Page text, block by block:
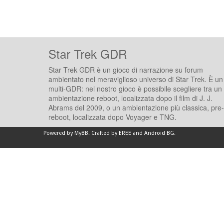
Star Trek GDR
Star Trek GDR è un gioco di narrazione su forum
ambientato nel meraviglioso universo di Star Trek. È un
multi-GDR: nel nostro gioco è possibile scegliere tra un
ambientazione reboot, localizzata dopo il film di J. J.
Abrams del 2009, o un ambientazione più classica, pre-
reboot, localizzata dopo Voyager e TNG.
Powered by MyBB. Crafted by EREE and Android BG.